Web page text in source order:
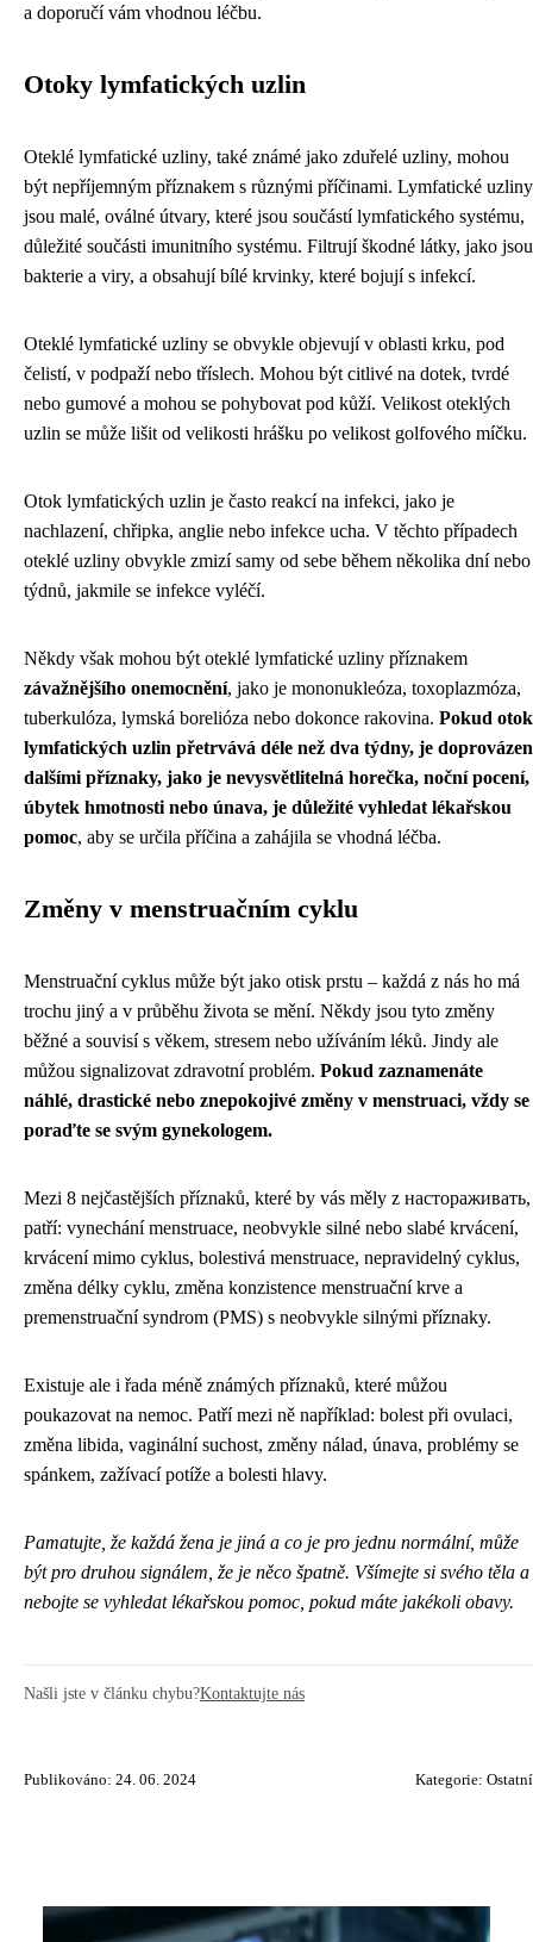
a doporučí vám vhodnou léčbu.
Otoky lymfatických uzlin
Oteklé lymfatické uzliny, také známé jako zduřelé uzliny, mohou
být nepříjemným příznakem s různými příčinami. Lymfatické uzliny
jsou malé, oválné útvary, které jsou součástí lymfatického systému,
důležité součásti imunitního systému. Filtrují škodné látky, jako jsou
bakterie a viry, a obsahují bílé krvinky, které bojují s infekcí.
Oteklé lymfatické uzliny se obvykle objevují v oblasti krku, pod
čelistí, v podpaží nebo tříslech. Mohou být citlivé na dotek, tvrdé
nebo gumové a mohou se pohybovat pod kůží. Velikost oteklých
uzlin se může lišit od velikosti hrášku po velikost golfového míčku.
Otok lymfatických uzlin je často reakcí na infekci, jako je
nachlazení, chřipka, anglie nebo infekce ucha. V těchto případech
oteklé uzliny obvykle zmizí samy od sebe během několika dní nebo
týdnů, jakmile se infekce vyléčí.
Někdy však mohou být oteklé lymfatické uzliny příznakem
závažnějšího onemocnění, jako je mononukleóza, toxoplazmóza,
tuberkulóza, lymská borelióza nebo dokonce rakovina. Pokud otok
lymfatických uzlin přetrvává déle než dva týdny, je doprovázen
dalšími příznaky, jako je nevysvětlitelná horečka, noční pocení,
úbytek hmotnosti nebo únava, je důležité vyhledat lékařskou
pomoc, aby se určila příčina a zahájila se vhodná léčba.
Změny v menstruačním cyklu
Menstruační cyklus může být jako otisk prstu – každá z nás ho má
trochu jiný a v průběhu života se mění. Někdy jsou tyto změny
běžné a souvisí s věkem, stresem nebo užíváním léků. Jindy ale
můžou signalizovat zdravotní problém. Pokud zaznamenáte
náhlé, drastické nebo znepokojivé změny v menstruaci, vždy se
poraďte se svým gynekologem.
Mezi 8 nejčastějších příznaků, které by vás měly z настораживать,
patří: vynechání menstruace, neobvykle silné nebo slabé krvácení,
krvácení mimo cyklus, bolestivá menstruace, nepravidelný cyklus,
změna délky cyklu, změna konzistence menstruační krve a
premenstruační syndrom (PMS) s neobvykle silnými příznaky.
Existuje ale i řada méně známých příznaků, které můžou
poukazovat na nemoc. Patří mezi ně například: bolest při ovulaci,
změna libida, vaginální suchost, změny nálad, únava, problémy se
spánkem, zažívací potíže a bolesti hlavy.
Pamatujte, že každá žena je jiná a co je pro jednu normální, může
být pro druhou signálem, že je něco špatně. Všímejte si svého těla a
nebojte se vyhledat lékařskou pomoc, pokud máte jakékoli obavy.
Našli jste v článku chybu?Kontaktujte nás
Publikováno: 24. 06. 2024 Kategorie: Ostatní